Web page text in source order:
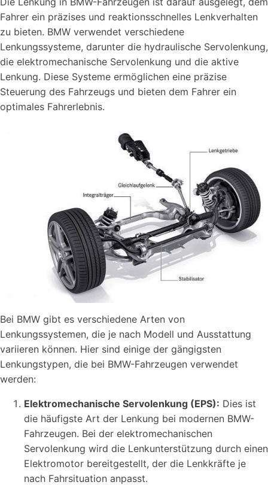
Fahrer ein präzises und reaktionsschnelles Lenkverhalten
zu bieten. BMW verwendet verschiedene
Lenkungssysteme, darunter die hydraulische Servolenkung,
die elektromechanische Servolenkung und die aktive
Lenkung. Diese Systeme ermöglichen eine präzise
Steuerung des Fahrzeugs und bieten dem Fahrer ein
optimales Fahrerlebnis.
Bei BMW gibt es verschiedene Arten von
Lenkungssystemen, die je nach Modell und Ausstattung
variieren können. Hier sind einige der gängigsten
Lenkungstypen, die bei BMW-Fahrzeugen verwendet
werden:
Elektromechanische Servolenkung (EPS): Dies ist
die häufigste Art der Lenkung bei modernen BMW-
Fahrzeugen. Bei der elektromechanischen
Servolenkung wird die Lenkunterstützung durch einen
Elektromotor bereitgestellt, der die Lenkkräfte je
nach Fahrsituation anpasst.